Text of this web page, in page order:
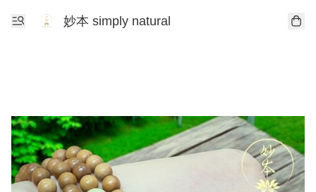
妙本 simply natural